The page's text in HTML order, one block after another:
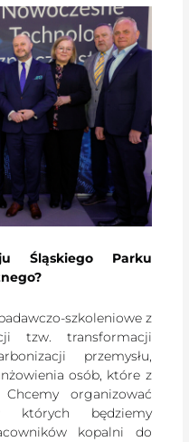
Śląskiego Parku
szkoleniowe z
tzw. transformacji
przemysłu,
osób, które z
organizować
których będziemy
kopalni do